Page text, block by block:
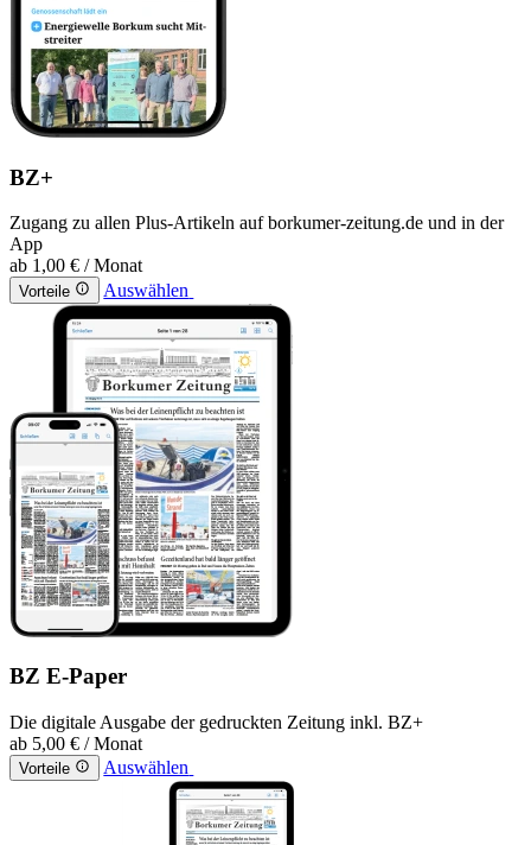
BZ+
Zugang zu allen Plus-Artikeln auf borkumer-zeitung.de und in der
App
ab 1,00 € / Monat
Vorteile Auswählen
BZ E-Paper
Die digitale Ausgabe der gedruckten Zeitung inkl. BZ+
ab 5,00 € / Monat
Vorteile Auswählen